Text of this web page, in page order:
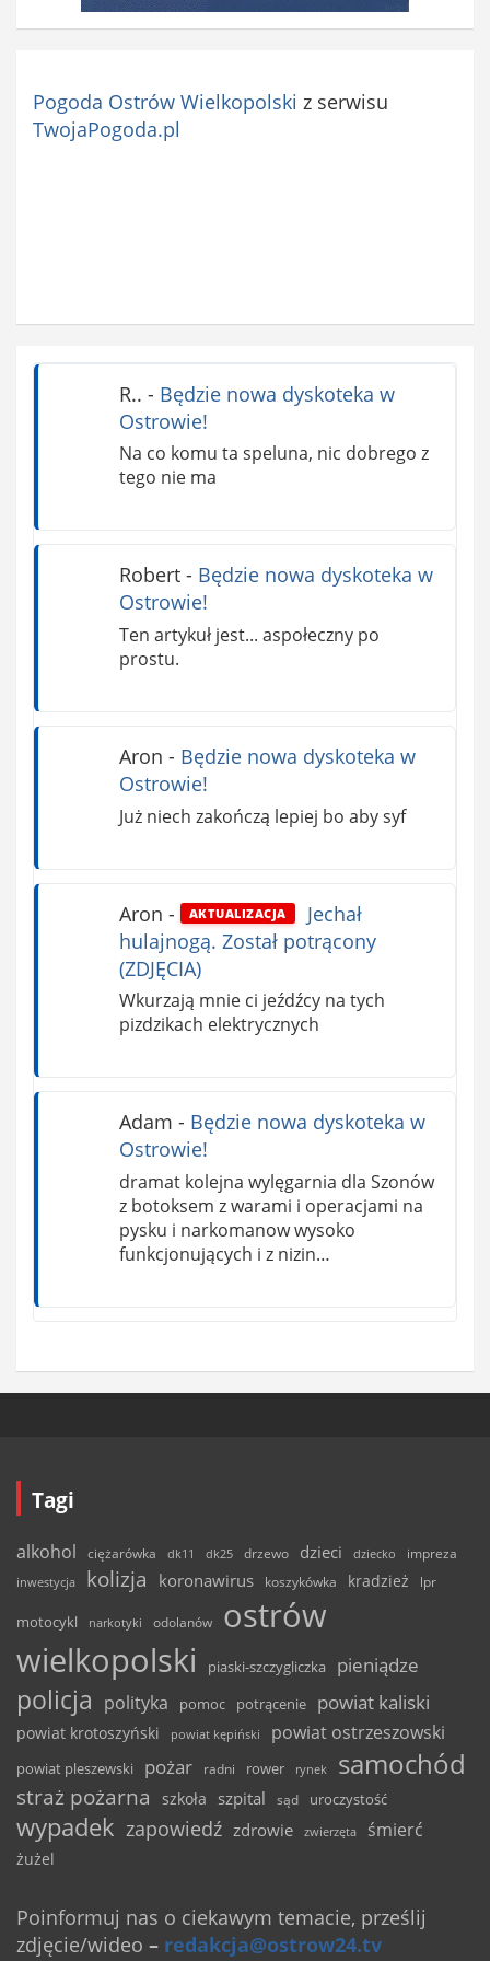
Pogoda Ostrów Wielkopolski z serwisu
TwojaPogoda.pl
R.. - Będzie nowa dyskoteka w
Ostrowie!
Na co komu ta speluna, nic dobrego z
tego nie ma
Robert- Będzie nowa dyskoteka w
Ostrowie!
Ten artykuł jest... aspołeczny po
prostu.
Aron - Będzie nowa dyskoteka w
Ostrowie!
Już niech zakończą lepiej bo aby syf
Aron - AKTUALIZACJA
Jechał
hulajnogą. Został potrącony
(ZDJĘCIA)
Wkurzają mnie ci jeźdźcy na tych
pizdzikach elektrycznych
Adam - Będzie nowa dyskoteka w
Ostrowie!
dramat kolejna wylęgarnia dla Szonów
z botoksem z warami i operacjami na
pysku i narkomanow wysoko
funkcjonujących i z nizin…
Tagi
alkohol ciężarówka dk11 dk25 drzewo dzieci dziecko
impreza
inwestycja
kolizja koronawirus koszykówka kradzież lpr
motocykl narkotyki odolanów
ostrów
wielkopolski
piaski-szczygliczka pieniądze
policja polityka pomoc potrącenie powiat kaliski
powiat krotoszyński powiat kępiński powiat ostrzeszowski
powiat pleszewski pożar radni rower rynek samochód
straż pożarna szkoła szpital sąd uroczystość
wypadek zapowiedź zdrowie zwierzęta śmierć
żużel
Poinformuj nas o ciekawym temacie, prześlij
zdjęcie/wideo – redakcja@ostrow24.tv